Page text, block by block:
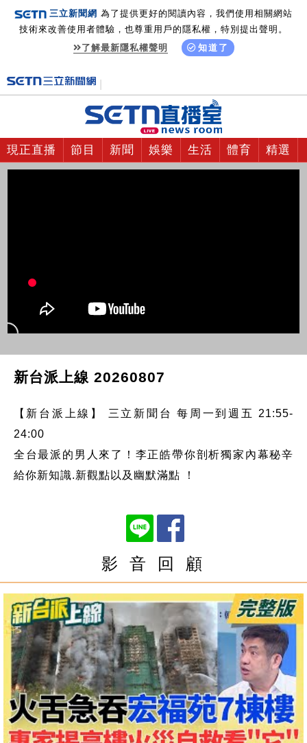
三立新聞網 為了提供更好的閱讀內容，我們使用相關網站
技術來改善使用者體驗，也尊重用戶的隱私權，特別提出聲明。
了解最新隱私權聲明
知道了
現正直播 節目 新聞 娛樂 生活 體育 精選
新台派上線 20260807
【新台派上線】 三立新聞台 每周一到週五 21:55-
24:00
全台最派的男人來了！李正皓帶你剖析獨家內幕秘辛
給你新知識.新觀點以及幽默滿點 ！
影 音 回 顧